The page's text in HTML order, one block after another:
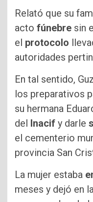
Relató que su
acto fúnebre sin
el protocolo
autoridades
En tal sentido,
los preparativos
su hermana
del Inacif y darle
el cementerio
provincia San
La mujer estaba
meses y dejó en